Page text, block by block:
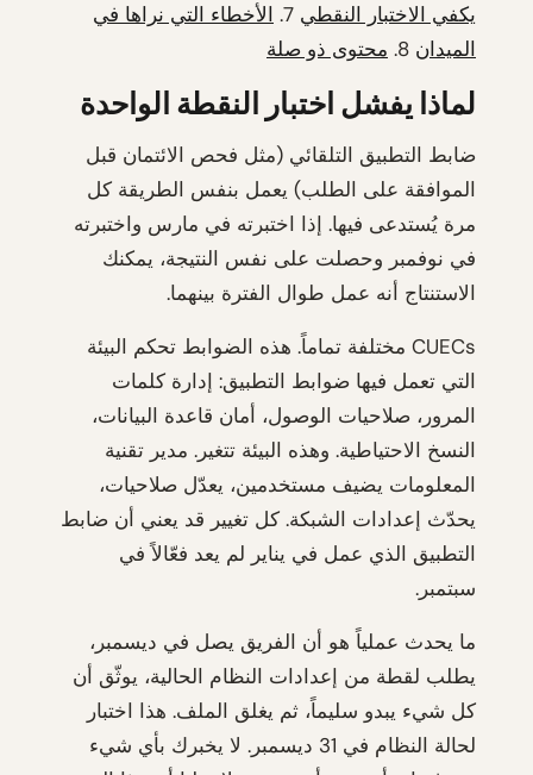
يكفي الاختبار النقطي
الأخطاء التي نراها في
الميدان
محتوى ذو صلة
لماذا يفشل اختبار النقطة الواحدة
ضابط التطبيق التلقائي (مثل فحص الائتمان قبل
الموافقة على الطلب) يعمل بنفس الطريقة كل
مرة يُستدعى فيها. إذا اختبرته في مارس واختبرته
في نوفمبر وحصلت على نفس النتيجة، يمكنك
الاستنتاج أنه عمل طوال الفترة بينهما.
CUECs مختلفة تماماً. هذه الضوابط تحكم البيئة
التي تعمل فيها ضوابط التطبيق: إدارة كلمات
المرور، صلاحيات الوصول، أمان قاعدة البيانات،
النسخ الاحتياطية. وهذه البيئة تتغير. مدير تقنية
المعلومات يضيف مستخدمين، يعدّل صلاحيات،
يحدّث إعدادات الشبكة. كل تغيير قد يعني أن ضابط
التطبيق الذي عمل في يناير لم يعد فعّالاً في
سبتمبر.
ما يحدث عملياً هو أن الفريق يصل في ديسمبر،
يطلب لقطة من إعدادات النظام الحالية، يوثّق أن
كل شيء يبدو سليماً، ثم يغلق الملف. هذا اختبار
لحالة النظام في 31 ديسمبر. لا يخبرك بأي شيء